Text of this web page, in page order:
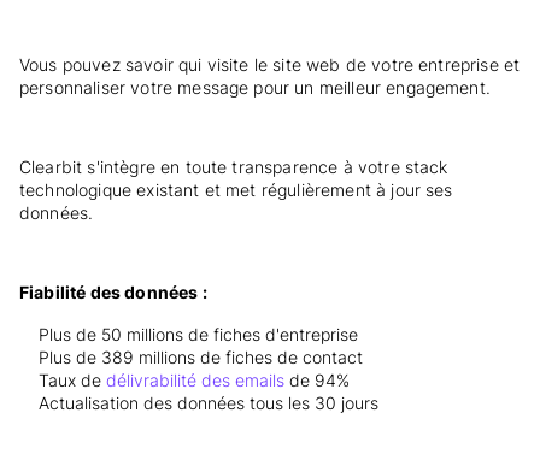
Vous pouvez savoir qui visite le site web de votre entreprise et
personnaliser votre message pour un meilleur engagement.
Clearbit s'intègre en toute transparence à votre stack
technologique existant et met régulièrement à jour ses
données.
Fiabilité des données :
Plus de 50 millions de fiches d'entreprise
Plus de 389 millions de fiches de contact
Taux de délivrabilité des emails de 94%
Actualisation des données tous les 30 jours